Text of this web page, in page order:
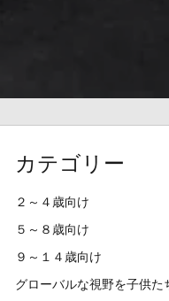
カテゴリー
２～４歳向け
５～８歳向け
９～１４歳向け
グローバルな視野を子供た